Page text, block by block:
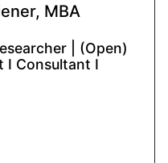
MBA
| (Open)
I Consultant I